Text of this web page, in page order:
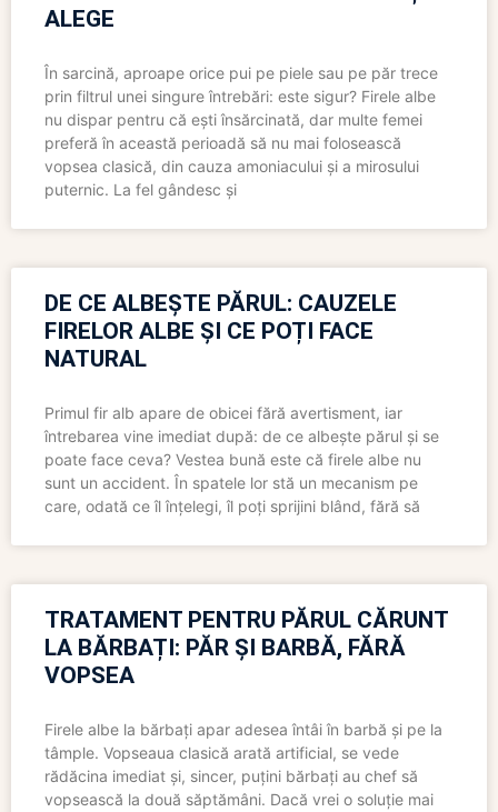
ALEGE
În sarcină, aproape orice pui pe piele sau pe păr trece
prin filtrul unei singure întrebări: este sigur? Firele albe
nu dispar pentru că ești însărcinată, dar multe femei
preferă în această perioadă să nu mai folosească
vopsea clasică, din cauza amoniacului și a mirosului
puternic. La fel gândesc și
DE CE ALBEȘTE PĂRUL: CAUZELE
FIRELOR ALBE ȘI CE POȚI FACE
NATURAL
Primul fir alb apare de obicei fără avertisment, iar
întrebarea vine imediat după: de ce albește părul și se
poate face ceva? Vestea bună este că firele albe nu
sunt un accident. În spatele lor stă un mecanism pe
care, odată ce îl înțelegi, îl poți sprijini blând, fără să
TRATAMENT PENTRU PĂRUL CĂRUNT
LA BĂRBAȚI: PĂR ȘI BARBĂ, FĂRĂ
VOPSEA
Firele albe la bărbați apar adesea întâi în barbă și pe la
tâmple. Vopseaua clasică arată artificial, se vede
rădăcina imediat și, sincer, puțini bărbați au chef să
vopsească la două săptămâni. Dacă vrei o soluție mai